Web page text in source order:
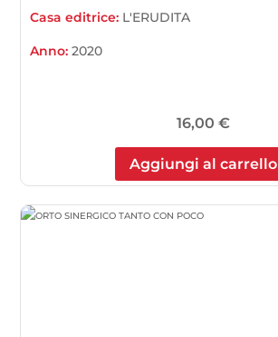
Casa editrice: L'ERUDITA
Anno:2020
16,00 €
Aggiungi al carrello